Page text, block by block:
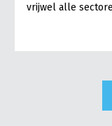
vrijwel alle